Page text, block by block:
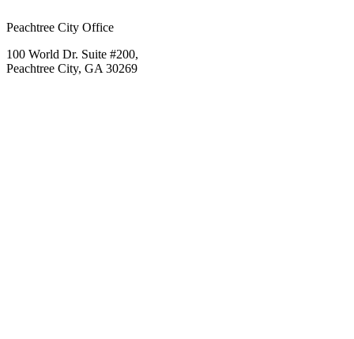
Peachtree City Office
100 World Dr. Suite #200,
Peachtree City, GA 30269